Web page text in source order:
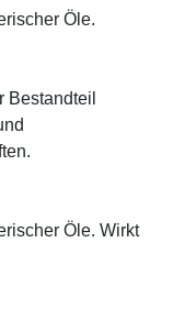
Öle.
Bestandteil
Öle. Wirkt